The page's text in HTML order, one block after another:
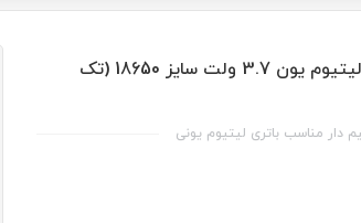
جا باتري سه‌تايي باتری لیتیوم یون 3.7 ولت سایز 18650 (تک